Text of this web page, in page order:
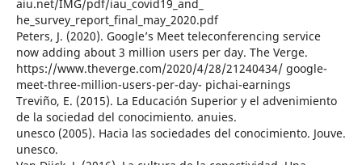
aiu.net/IMG/pdf/iau_covid19_and_
he_survey_report_final_may_2020.pdf
Peters, J. (2020). Google’s Meet teleconferencing service
now adding about 3 million users per day. The Verge.
https://www.theverge.com/2020/4/28/21240434/ google-
meet-three-million-users-per-day- pichai-earnings
Treviño, E. (2015). La Educación Superior y el advenimiento
de la sociedad del conocimiento. anuies.
unesco (2005). Hacia las sociedades del conocimiento. Jouve.
unesco.